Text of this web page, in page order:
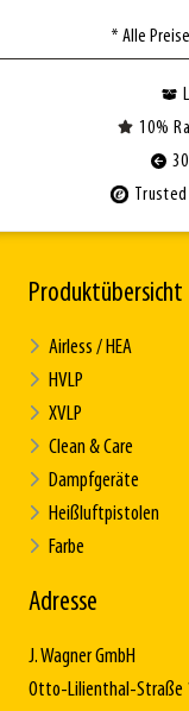
* Alle
10%
Produktübersicht
Airless / HEA
HVLP
XVLP
Clean & Care
Dampfgeräte
Heißluftpistolen
Farbe
Adresse
J. Wagner GmbH
Otto-Lilienthal-Straße